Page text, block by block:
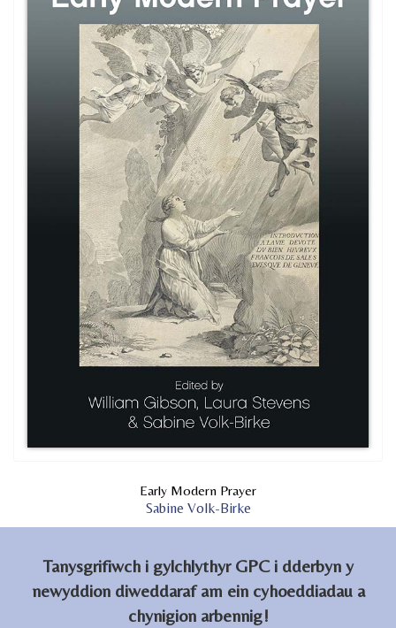
Early Modern Prayer
Sabine Volk-Birke
Tanysgrifiwch i gylchlythyr GPC i dderbyn y
newyddion diweddaraf am ein cyhoeddiadau a
chynigion arbennig!